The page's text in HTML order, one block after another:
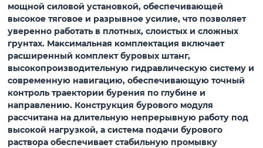
мощной силовой установкой, обеспечивающей
высокое тяговое и разрывное усилие, что позволяет
уверенно работать в плотных, слоистых и сложных
грунтах. Максимальная комплектация включает
расширенный комплект буровых штанг,
высокопроизводительную гидравлическую систему и
современную навигацию, обеспечивающую точный
контроль траектории бурения по глубине и
направлению. Конструкция бурового модуля
рассчитана на длительную непрерывную работу под
высокой нагрузкой, а система подачи бурового
раствора обеспечивает стабильную промывку